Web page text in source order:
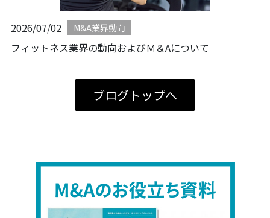
2026/07/02 M&A業界動向
フィットネス業界の動向およびＭ＆Aについて
ブログトップへ